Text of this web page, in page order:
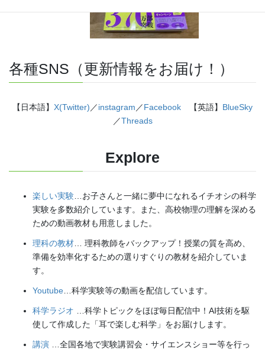
各種SNS（更新情報をお届け！）
【日本語】 X(Twitter) ／instagram ／Facebook 【英語】 BlueSky
／Threads
Explore
楽しい実験 …お子さんと一緒に夢中になれるイチオシの科学
実験を多数紹介しています。また、高校物理の理解を深める
ための動画教材も用意しました。
理科の教材 … 理科教師をバックアップ！授業の質を高め、
準備を効率化するための選りすぐりの教材を紹介していま
す。
Youtube …科学実験等の動画を配信しています。
科学ラジオ …科学トピックをほぼ毎日配信中！AI技術を駆
使して作成した「耳で楽しむ科学」をお届けします。
講演 …全国各地で実験講習会・サイエンスショー等を行っ